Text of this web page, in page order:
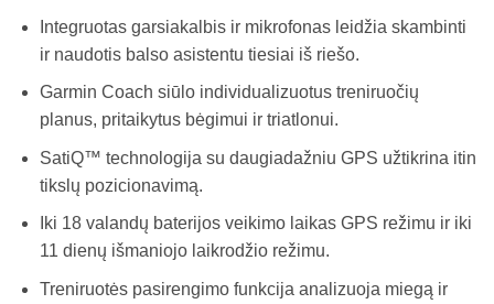
Integruotas garsiakalbis ir mikrofonas leidžia skambinti
ir naudotis balso asistentu tiesiai iš riešo.
Garmin Coach siūlo individualizuotus treniruočių
planus, pritaikytus bėgimui ir triatlonui.
SatiQ™ technologija su daugiadažniu GPS užtikrina itin
tikslų pozicionavimą.
Iki 18 valandų baterijos veikimo laikas GPS režimu ir iki
11 dienų išmaniojo laikrodžio režimu.
Treniruotės pasirengimo funkcija analizuoja miegą ir